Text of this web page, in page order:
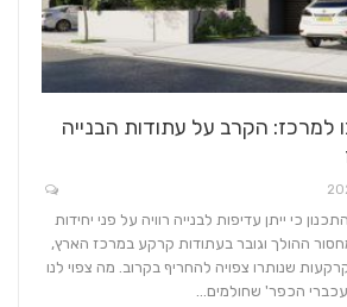
למרכז: הקרב על עתודות הבנייה
כי ייתן עדיפות לבנייה רוויה על פני יחידות
ההולך וגובר בעתודות קרקע במרכז הארץ,
שנותרו צפויה להחריף בקרוב. מה צפוי לנו
הכפר' שחולמים…